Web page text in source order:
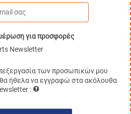
ΑΓΟΡΑ
για προσφορές
Newsletter
των προσωπικών μου
θα ήθελα να εγγραφώ στα ακόλουθα
: